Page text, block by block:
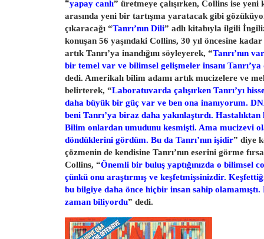
“yapay canlı” üretmeye çalışırken, Collins ise
arasında yeni bir tartışma yaratacak gibi
çıkaracağı “Tanrı’nın Dili” adlı kitabıyla ilgili
konuşan 56 yaşındaki Collins, 30 yıl öncesine
artık Tanrı’ya inandığını söyleyerek, “Tanrı’nın
bir temel var ve bilimsel gelişmeler insanı Tanrı’ya
dedi. Amerikalı bilim adamı artık mucizelere ve
belirterek, “Laboratuvarda çalışırken Tanrı’yı
daha büyük bir güç var ve ben ona inanıyorum.
beni Tanrı’ya biraz daha yakınlaştırdı.
Bilim onlardan umudunu kesmişti. Ama mucizevi
döndüklerini gördüm. Bu da Tanrı’nın işidir” diye
çözmenin de kendisine Tanrı’nın eserini görme
Collins, “Önemli bir buluş yaptığınızda o bilimsel
çünkü onu araştırmış ve keşfetmişsinizdir.
bu bilgiye daha önce hiçbir insan sahip
zaman biliyordu” dedi.